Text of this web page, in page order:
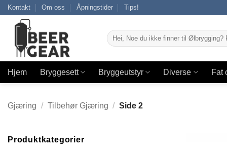
SkipKontakt Om oss Åpningstider Tips!
Søk
etter:
Hjem Bryggesett Bryggeutstyr Diverse Fat
Gjæring / Tilbehør Gjæring / Side 2
Produktkategorier